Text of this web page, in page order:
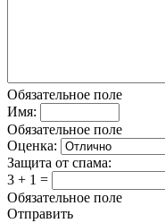
Обязательное поле
Имя:
Обязательное поле
Оценка:
Защита от спама:
3 + 1 =
Обязательное поле
Отправить